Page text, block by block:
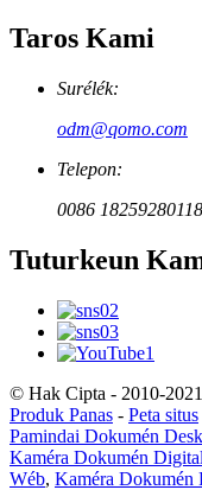
Taros Kami
Surélék:
odm@qomo.com
Telepon:
0086 18259280118
Tuturkeun
© Hak Cipta - 2010-
Produk Panas - Peta situs
Pamindai Dokumén
Kaméra Dokumén Digital
Wéb, Kaméra Dokumén